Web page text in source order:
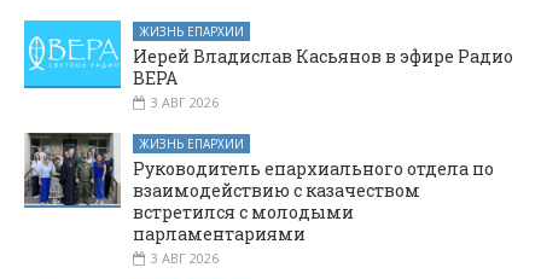
ЖИЗНЬ ЕПАРХИИ
Иерей Владислав Касьянов в эфире Радио
ВЕРА
3 АВГ 2026
ЖИЗНЬ ЕПАРХИИ
Руководитель епархиального отдела по
взаимодействию с казачеством
встретился с молодыми
парламентариями
3 АВГ 2026